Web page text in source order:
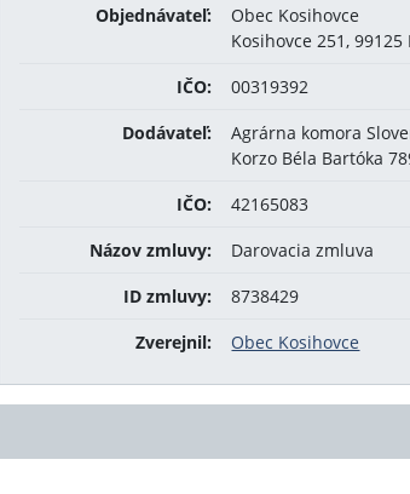
Objednávateľ:
Obec Kosihovce
Kosihovce 251, 99125
IČO:
00319392
Dodávateľ:
Agrárna komora
Korzo Béla Bartóka
IČO:
42165083
Názov zmluvy:
Darovacia zmluva
ID zmluvy:
8738429
Zverejnil:
Obec Kosihovce